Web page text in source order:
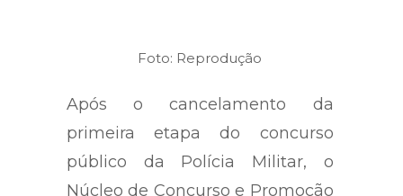
Foto: Reprodução
Após o cancelamento da
primeira etapa do concurso
público da Polícia Militar, o
Núcleo de Concurso e Promoção